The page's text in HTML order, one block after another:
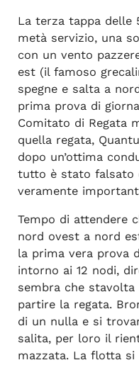
La terza tappa delle
metà servizio, una
con un vento
est (il famoso
spegne e salta a
prima prova di
Comitato di Regata
quella regata,
dopo un’ottima
tutto è stato falsato
veramente
Tempo di attendere
nord ovest a nord
la prima vera prova
intorno ai 12 nodi,
sembra che
partire la regata.
di un nulla e si
salita, per loro il
mazzata. La flotta si